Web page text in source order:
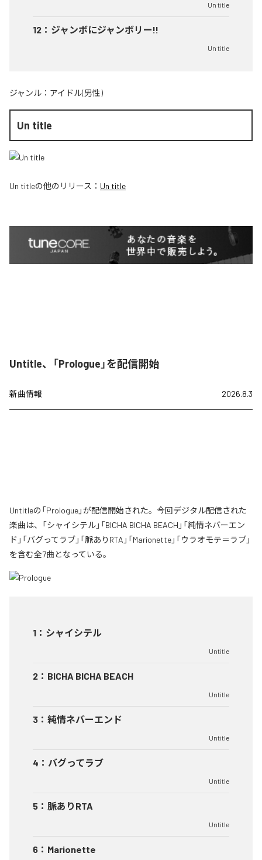
Un title
12 ： ジャンボにジャンボリー!!
Un title
ジャンル： アイドル(男性)
Un title
Un titleの他のリリース： Un title
Untitle、「Prologue」を配信開始
新曲情報 2026.8.3
Untitleの「Prologue」が配信開始された。今回デジタル配信された
楽曲は、「シャイシテル」「BICHA BICHA BEACH」「純情ネバーエン
ド」「バグってラブ」「脈ありRTA」「Marionette」「ウラオモテ＝ラブ」
を含む全7曲となっている。
1 ： シャイシテル
Untitle
2 ： BICHA BICHA BEACH
Untitle
3 ： 純情ネバーエンド
Untitle
4 ： バグってラブ
Untitle
5 ： 脈ありRTA
Untitle
6 ： Marionette